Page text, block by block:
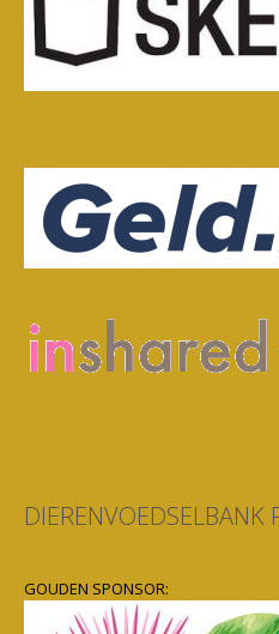
DIERENVOEDSELBANK
GOUDEN SPONSOR: